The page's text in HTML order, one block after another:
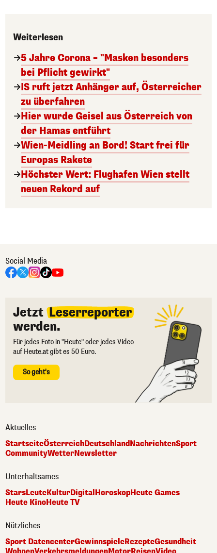
Weiterlesen
5 Jahre Corona – "Masken besonders
bei Pflicht gewirkt"
IS ruft jetzt Anhänger auf, Österreicher
zu überfahren
Hier wurde Geisel aus Österreich von
der Hamas entführt
Wien-Meidling an Bord! Start frei für
Europas Rakete
Höchster Wert: Flughafen Wien stellt
neuen Rekord auf
Social Media
Jetzt Leserreporter
werden.
Für jedes Foto in "Heute" oder jedes Video
auf Heute.at gibt es 50 Euro.
So geht's
Aktuelles
StartseiteÖsterreichDeutschlandNachrichtenSport
CommunityWetterNewsletter
Unterhaltsames
StarsLeuteKulturDigital HoroskopHeute Games
Heute KinoHeute TV
Nützliches
Sport DatencenterGewinnspieleRezepteGesundheit